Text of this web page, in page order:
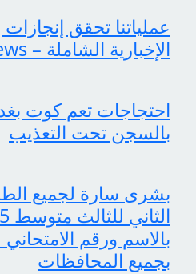
عملياتنا تحقق
الإخبارية الشاملة – IQ News
احتجاجات تعم كوت
بالسجن تحت التعذيب
بشرى سارة لجميع
بالاسم ورقم
بجميع المحافظات